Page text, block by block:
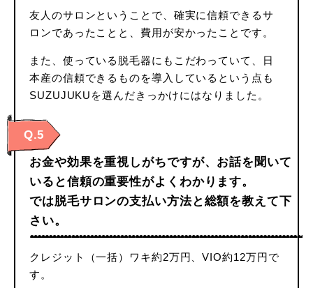
友人のサロンということで、確実に信頼できるサ
ロンであったことと、費用が安かったことです。
また、使っている脱毛器にもこだわっていて、日
本産の信頼できるものを導入しているという点も
SUZUJUKUを選んだきっかけにはなりました。
Q.5
お金や効果を重視しがちですが、お話を聞いて
いると信頼の重要性がよくわかります。
では脱毛サロンの支払い方法と総額を教えて下
さい。
クレジット（一括）ワキ約2万円、VIO約12万円で
す。